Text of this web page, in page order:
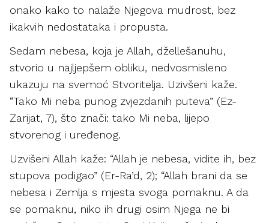
onako kako to nalaže Njegova mudrost, bez
ikakvih nedostataka i propusta.
Sedam nebesa, koja je Allah, džellešanuhu,
stvorio u najljepšem obliku, nedvosmisleno
ukazuju na svemoć Stvoritelja. Uzivšeni kaže.
“Tako Mi neba punog zvjezdanih puteva” (Ez-
Zarijat, 7), što znači: tako Mi neba, lijepo
stvorenog i uređenog.
Uzvišeni Allah kaže: “Allah je nebesa, vidite ih, bez
stupova podigao” (Er-Ra’d, 2); “Allah brani da se
nebesa i Zemlja s mjesta svoga pomaknu. A da
se pomaknu, niko ih drugi osim Njega ne bi